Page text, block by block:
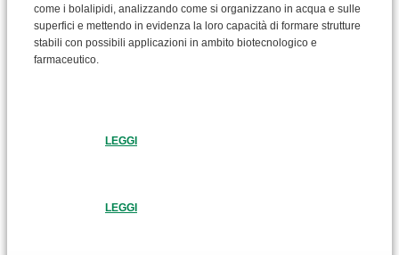
come i bolalipidi, analizzando come si organizzano in acqua e sulle
superfici e mettendo in evidenza la loro capacità di formare strutture
stabili con possibili applicazioni in ambito biotecnologico e
farmaceutico.
LEGGI
LEGGI